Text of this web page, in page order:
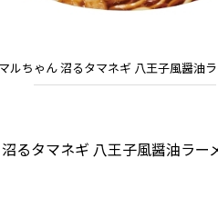
マルちゃん 沼るタマネギ 八王子風醤油ラ
るタマネギ 八王子風醤油ラ